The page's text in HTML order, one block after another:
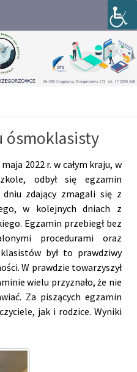
ósmoklasisty
2022 r. w całym kraju, w
odbył się egzamin
dniu zdający zmagali się z
w kolejnych dniach z
Egzamin przebiegł bez
procedurami oraz
był to prawdziwy
W prawdzie towarzyszył
wielu przyznało, że nie
Za piszących egzamin
jak i rodzice. Wyniki